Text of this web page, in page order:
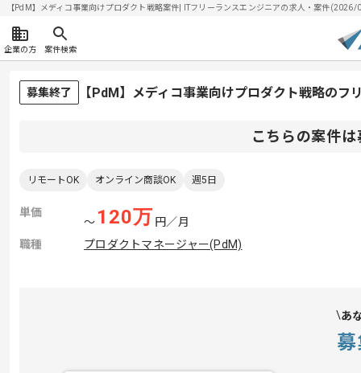
【PdM】メディコ事業向けプロダクト戦略案件| ITフリーランスエンジニアの求人・案件
企業の方 案件検索
募集終了 【PdM】メディコ事業向けプロダクト戦略のフ
こちらの案件
リモートOK オンライン商談OK 週5日
単価
〜 120万 円／月
職種
プロダクトマネージャー(PdM)
あ